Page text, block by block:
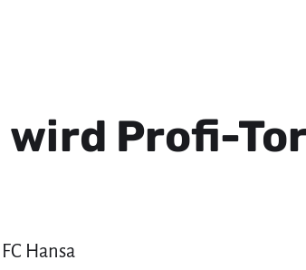
wird Profi-
Hansa